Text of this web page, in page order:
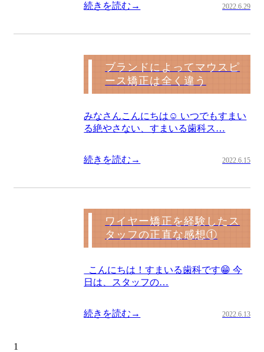
続きを読む→ 2022.6.29
ブランドによってマウスピ
ース矯正は全く違う
みなさんこんにちは☺ いつでもすまい
る絶やさない、すまいる歯科ス…
続きを読む→ 2022.6.15
ワイヤー矯正を経験したス
タッフの正直な感想①
こんにちは！すまいる歯科です😁 今
日は、スタッフの…
続きを読む→ 2022.6.13
1